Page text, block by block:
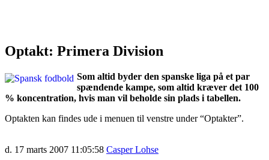
Optakt: Primera Division
Som altid byder den spanske liga på et par
spændende kampe, som altid kræver det 100
% koncentration, hvis man vil beholde sin plads i tabellen.
Optakten kan findes ude i menuen til venstre under “Optakter”.
d. 17 marts 2007 11:05:58 Casper Lohse